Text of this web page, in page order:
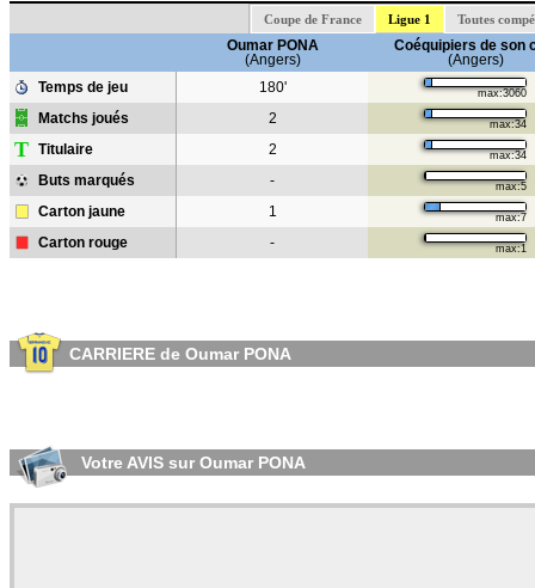
Coupe de France Ligue 1 Toutes
Oumar PONA
(Angers)
Coéquipiers de son
(Angers)
Temps de jeu
180' max:3060
Matchs joués 2 max:34
T Titulaire 2 max:34
Buts marqués - max:5
Carton jaune 1 max:7
Carton rouge - max:1
CARRIERE de Oumar PONA
Votre AVIS sur Oumar PONA